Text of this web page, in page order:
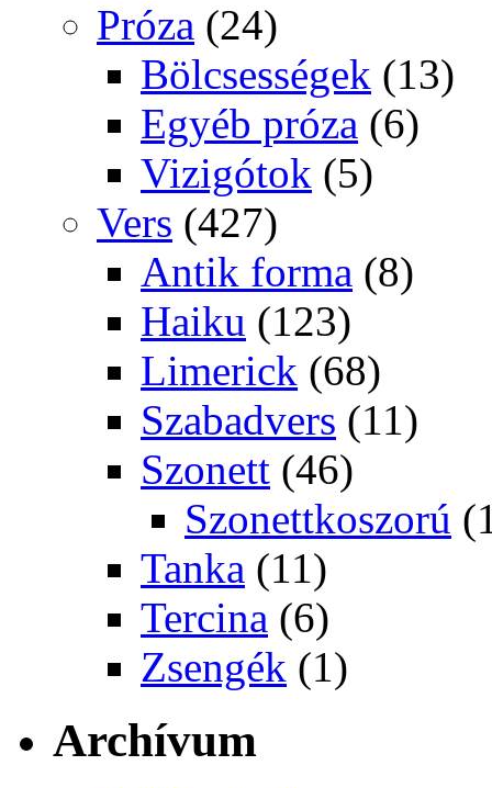
Próza (24)
Bölcsességek (13)
Egyéb próza (6)
Vizigótok (5)
Vers (427)
Antik forma (8)
Haiku (123)
Limerick (68)
Szabadvers (11)
Szonett (46)
Szonettkoszorú
Tanka (11)
Tercina (6)
Zsengék (1)
Archívum